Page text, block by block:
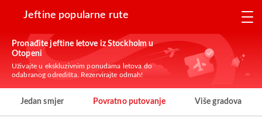
Jeftine popularne rute
Pronađite jeftine letove iz Stockholm u
Otopeni
Uživajte u ekskluzivnim ponudama letova do
odabranog odredišta. Rezervirajte odmah!
Jedan smjer Povratno putovanje Više gradova